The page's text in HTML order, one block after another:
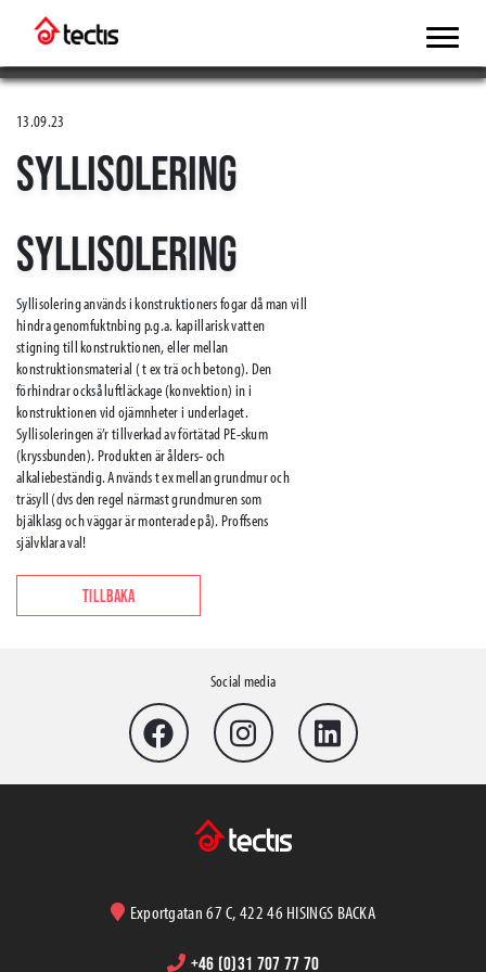
13.09.23
SYLLISOLERING
SYLLISOLERING
Syllisolering används i konstruktioners fogar då man vill
hindra genomfuktnbing p.g.a. kapillarisk vatten
stigning till konstruktionen, eller mellan
konstruktionsmaterial ( t ex trä och betong). Den
förhindrar också luftläckage (konvektion) in i
konstruktionen vid ojämnheter i underlaget.
Syllisoleringen ä’r tillverkad av förtätad PE-skum
(kryssbunden). Produkten är ålders- och
alkaliebeständig. Används t ex mellan grundmur och
träsyll (dvs den regel närmast grundmuren som
bjälklasg och väggar är monterade på). Proffsens
självklara val!
TILLBAKA
Social media
Exportgatan 67 C, 422 46 HISINGS BACKA
+46 (0)31 707 77 70